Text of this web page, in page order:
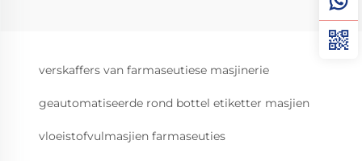
verskaffers van farmaseutiese masjinerie
geautomatiseerde rond bottel etiketter masjien
vloeistofvulmasjien farmaseuties